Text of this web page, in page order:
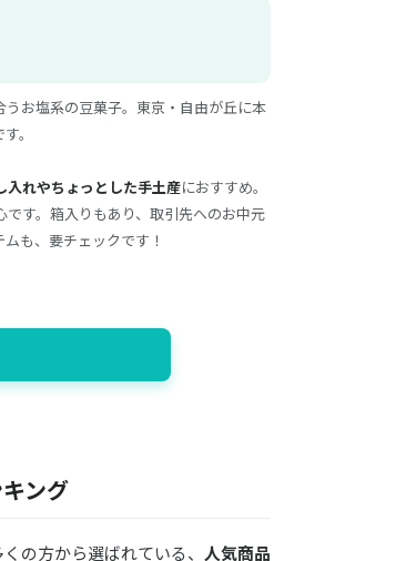
お塩系の豆菓子。東京・自由が丘に本
。
入れやちょっとした手土産におすすめ。
す。箱入りもあり、取引先へのお中元
も、要チェックです！
ング
の方から選ばれている、 人気商品